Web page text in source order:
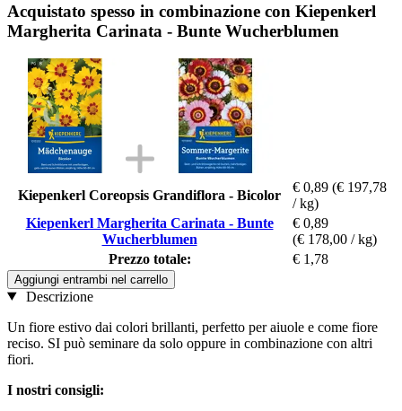
Acquistato spesso in combinazione con Kiepenkerl
Margherita Carinata - Bunte Wucherblumen
Kiepenkerl Coreopsis Grandiflora - Bicolor
€ 0,89 (€ 197,78
/ kg)
Kiepenkerl Margherita Carinata - Bunte
Wucherblumen
€ 0,89
(€ 178,00 / kg)
Prezzo totale:
€ 1,78
Aggiungi entrambi nel carrello
Descrizione
Un fiore estivo dai colori brillanti, perfetto per aiuole e come fiore
reciso. SI può seminare da solo oppure in combinazione con altri
fiori.
I nostri consigli: